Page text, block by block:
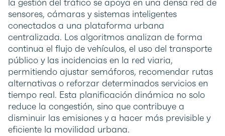
la gestión del tráfico se apoya en una densa red de
sensores, cámaras y sistemas inteligentes
conectados a una plataforma urbana
centralizada. Los algoritmos analizan de forma
continua el flujo de vehículos, el uso del transporte
público y las incidencias en la red viaria,
permitiendo ajustar semáforos, recomendar rutas
alternativas o reforzar determinados servicios en
tiempo real. Esta planificación dinámica no solo
reduce la congestión, sino que contribuye a
disminuir las emisiones y a hacer más previsible y
eficiente la movilidad urbana.